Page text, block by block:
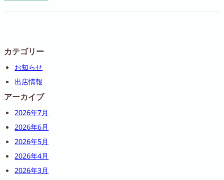
カテゴリー
お知らせ
出店情報
アーカイブ
2026年7月
2026年6月
2026年5月
2026年4月
2026年3月